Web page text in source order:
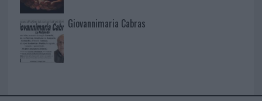
Giovannimaria Cabras